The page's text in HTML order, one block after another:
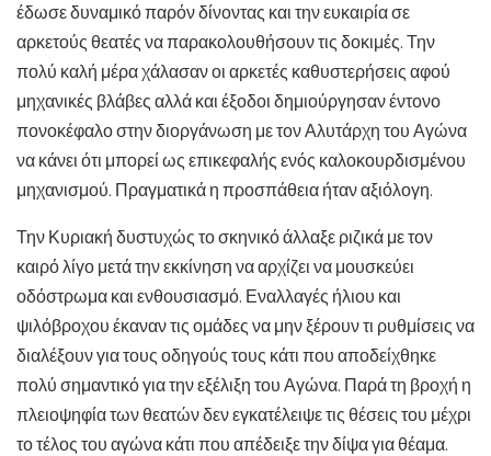
έδωσε δυναμικό παρόν δίνοντας και την ευκαιρία σε
αρκετούς θεατές να παρακολουθήσουν τις δοκιμές. Την
πολύ καλή μέρα χάλασαν οι αρκετές καθυστερήσεις αφού
μηχανικές βλάβες αλλά και έξοδοι δημιούργησαν έντονο
πονοκέφαλο στην διοργάνωση με τον Αλυτάρχη του Αγώνα
να κάνει ότι μπορεί ως επικεφαλής ενός καλοκουρδισμένου
μηχανισμού. Πραγματικά η προσπάθεια ήταν αξιόλογη.
Την Κυριακή δυστυχώς το σκηνικό άλλαξε ριζικά με τον
καιρό λίγο μετά την εκκίνηση να αρχίζει να μουσκεύει
οδόστρωμα και ενθουσιασμό. Εναλλαγές ήλιου και
ψιλόβροχου έκαναν τις ομάδες να μην ξέρουν τι ρυθμίσεις να
διαλέξουν για τους οδηγούς τους κάτι που αποδείχθηκε
πολύ σημαντικό για την εξέλιξη του Αγώνα. Παρά τη βροχή η
πλειοψηφία των θεατών δεν εγκατέλειψε τις θέσεις του μέχρι
το τέλος του αγώνα κάτι που απέδειξε την δίψα για θέαμα.